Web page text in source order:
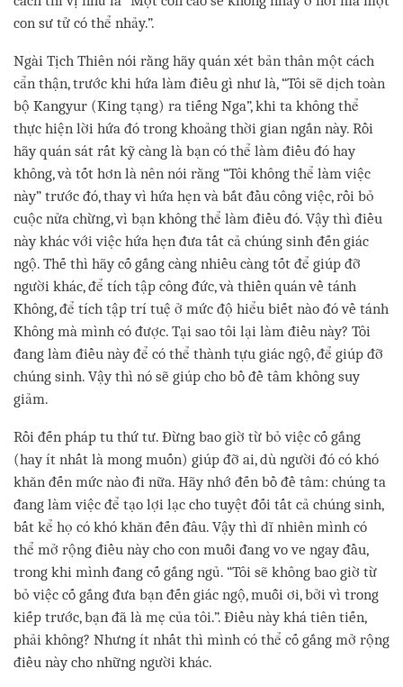
con sư tử có thể nhảy.”.
Ngài Tịch Thiên nói rằng hãy quán xét bản thân một cách
cẩn thận, trước khi hứa làm điều gì như là, “Tôi sẽ dịch toàn
bộ Kangyur (King tạng) ra tiếng Nga”, khi ta không thể
thực hiện lời hứa đó trong khoảng thời gian ngắn này. Rồi
hãy quán sát rất kỹ càng là bạn có thể làm điều đó hay
không, và tốt hơn là nên nói rằng “Tôi không thể làm việc
này” trước đó, thay vì hứa hẹn và bắt đầu công việc, rồi bỏ
cuộc nửa chừng, vì bạn không thể làm điều đó. Vậy thì điều
này khác với việc hứa hẹn đưa tất cả chúng sinh đến giác
ngộ. Thế thì hãy cố gắng càng nhiều càng tốt để giúp đỡ
người khác, để tích tập công đức, và thiền quán về tánh
Không, để tích tập trí tuệ ở mức độ hiểu biết nào đó về tánh
Không mà mình có được. Tại sao tôi lại làm điều này? Tôi
đang làm điều này để có thể thành tựu giác ngộ, để giúp đỡ
chúng sinh. Vậy thì nó sẽ giúp cho bồ đề tâm không suy
giảm.
Rồi đến pháp tu thứ tư. Đừng bao giờ từ bỏ việc cố gắng
(hay ít nhất là mong muốn) giúp đỡ ai, dù người đó có khó
khăn đến mức nào đi nữa. Hãy nhớ đến bồ đề tâm: chúng ta
đang làm việc để tạo lợi lạc cho tuyệt đối tất cả chúng sinh,
bất kể họ có khó khăn đến đâu. Vậy thì dĩ nhiên mình có
thể mở rộng điều này cho con muỗi đang vo ve ngay đầu,
trong khi mình đang cố gắng ngủ. “Tôi sẽ không bao giờ từ
bỏ việc cố gắng đưa bạn đến giác ngộ, muỗi ơi, bởi vì trong
kiếp trước, bạn đã là mẹ của tôi.”. Điều này khá tiên tiến,
phải không? Nhưng ít nhất thì mình có thể cố gắng mở rộng
điều này cho những người khác.